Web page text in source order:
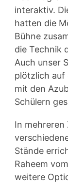
interaktiv.
hatten die
Bühne
die Technik
Auch unser
plötzlich auf
mit den
Schülern
In
Stände
Raheem
weitere